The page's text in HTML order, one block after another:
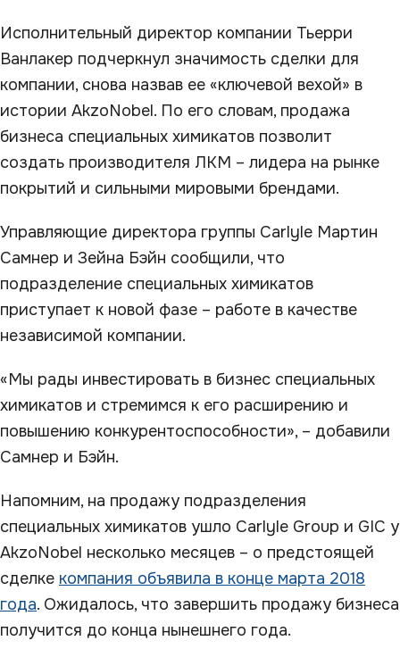
Исполнительный директор компании Тьерри
Ванлакер подчеркнул значимость сделки для
компании, снова назвав ее «ключевой вехой» в
истории AkzoNobel. По его словам, продажа
бизнеса специальных химикатов позволит
создать производителя ЛКМ – лидера на рынке
покрытий и сильными мировыми брендами.
Управляющие директора группы Carlyle Мартин
Самнер и Зейна Бэйн сообщили, что
подразделение специальных химикатов
приступает к новой фазе – работе в качестве
независимой компании.
«Мы рады инвестировать в бизнес специальных
химикатов и стремимся к его расширению и
повышению конкурентоспособности», – добавили
Самнер и Бэйн.
Напомним, на продажу подразделения
специальных химикатов ушло Carlyle Group и GIC у
AkzoNobel несколько месяцев – о предстоящей
сделке компания объявила в конце марта 2018
года. Ожидалось, что завершить продажу бизнеса
получится до конца нынешнего года.